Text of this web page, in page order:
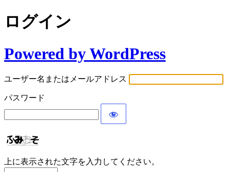
ログイン
Powered by WordPress
ユーザー名またはメールアドレス
パスワード
上に表示された文字を入力してください。